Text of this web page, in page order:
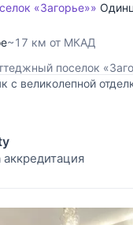
«Загорье»»
~17 км от МКАД
поселок
с великолепной
24 сотки. Все
на максимально
для себя.